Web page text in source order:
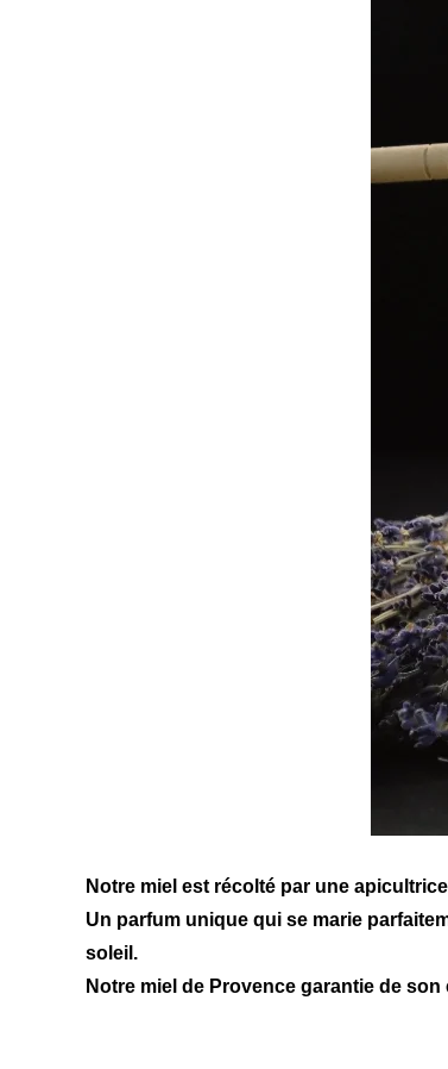
Notre miel est récolté par une
Un parfum unique qui se marie
soleil.
Notre miel de Provence garantie de son